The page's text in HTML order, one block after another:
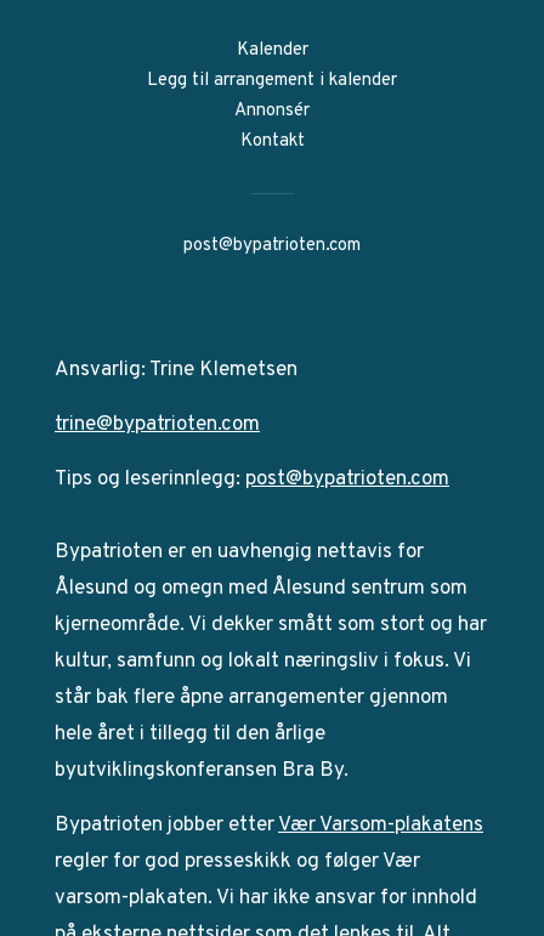
Kalender
Legg til arrangement i kalender
Annonsér
Kontakt
post@bypatrioten.com
Ansvarlig: Trine Klemetsen
trine@bypatrioten.com
Tips og leserinnlegg: post@bypatrioten.com
Bypatrioten er en uavhengig nettavis for
Ålesund og omegn med Ålesund sentrum som
kjerneområde. Vi dekker smått som stort og har
kultur, samfunn og lokalt næringsliv i fokus. Vi
står bak flere åpne arrangementer gjennom
hele året i tillegg til den årlige
byutviklingskonferansen Bra By.
Bypatrioten jobber etterVær Varsom-plakatens
regler for god presseskikk og følger Vær
varsom-plakaten. Vi har ikke ansvar for innhold